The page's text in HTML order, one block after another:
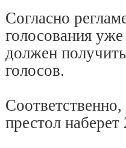
Согласно
голосования
должен
голосов.
престол